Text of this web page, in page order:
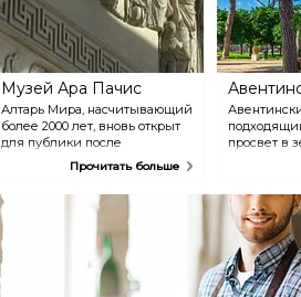
Музей Ара Пачис
Алтарь Мира, насчитывающий
более 2000 лет, вновь открыт
для публики после
многолетней реставрации.
Исторически, он
использовался для
жертвоприношений, а тень от
огромных солнечных часов
попадала прямо на него в
день рождения императора
Прочитать больше
просвет в